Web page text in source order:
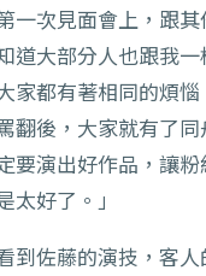
一次見面會上，跟
道大部分人也跟我
家都有著相同的煩
翻後，大家就有了同
要演出好作品，讓粉
太好了。」
到佐藤的演技，客